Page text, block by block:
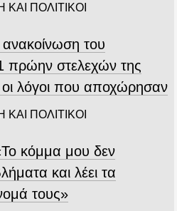
ΚΑΙ ΠΟΛΙΤΙΚΟΙ
του
πρώην στελεχών της
οι λόγοι που αποχώρησαν
ΚΑΙ ΠΟΛΙΤΙΚΟΙ
κόμμα μου δεν
και λέει τα
τους»